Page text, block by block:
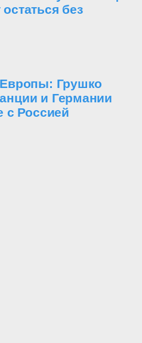
без
Грушко
и Германии
с Россией